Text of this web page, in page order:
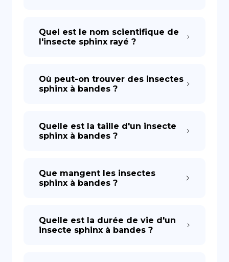
Quel est le nom scientifique de
l'insecte sphinx rayé ?
Où peut-on trouver des insectes
sphinx à bandes ?
Quelle est la taille d'un insecte
sphinx à bandes ?
Que mangent les insectes
sphinx à bandes ?
Quelle est la durée de vie d'un
insecte sphinx à bandes ?